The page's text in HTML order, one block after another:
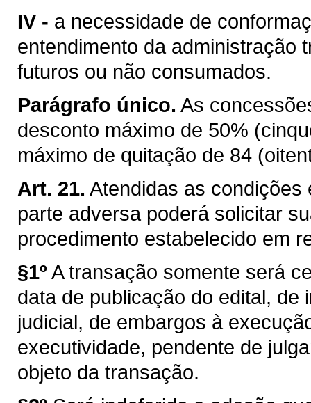
IV - a necessidade de
entendimento da administração
futuros ou não consumados.
Parágrafo único. As
desconto máximo de 50%
máximo de quitação de 84
Art. 21. Atendidas as condições
parte adversa poderá solicitar
procedimento estabelecido em
§1º A transação somente será
data de publicação do edital,
judicial, de embargos à
executividade, pendente de
objeto da transação.